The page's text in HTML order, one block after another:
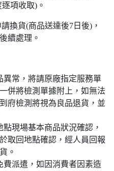
項收取)。
貨(商品送達後7日後)，
續處理。
常，將請原廠指定服務單
併將檢測單據附上，如無法
府檢測將視為良品退貨，並
現場基本商品狀況確認，
取回地點確認，經人員回報
。
派遣，如因消費者因素造